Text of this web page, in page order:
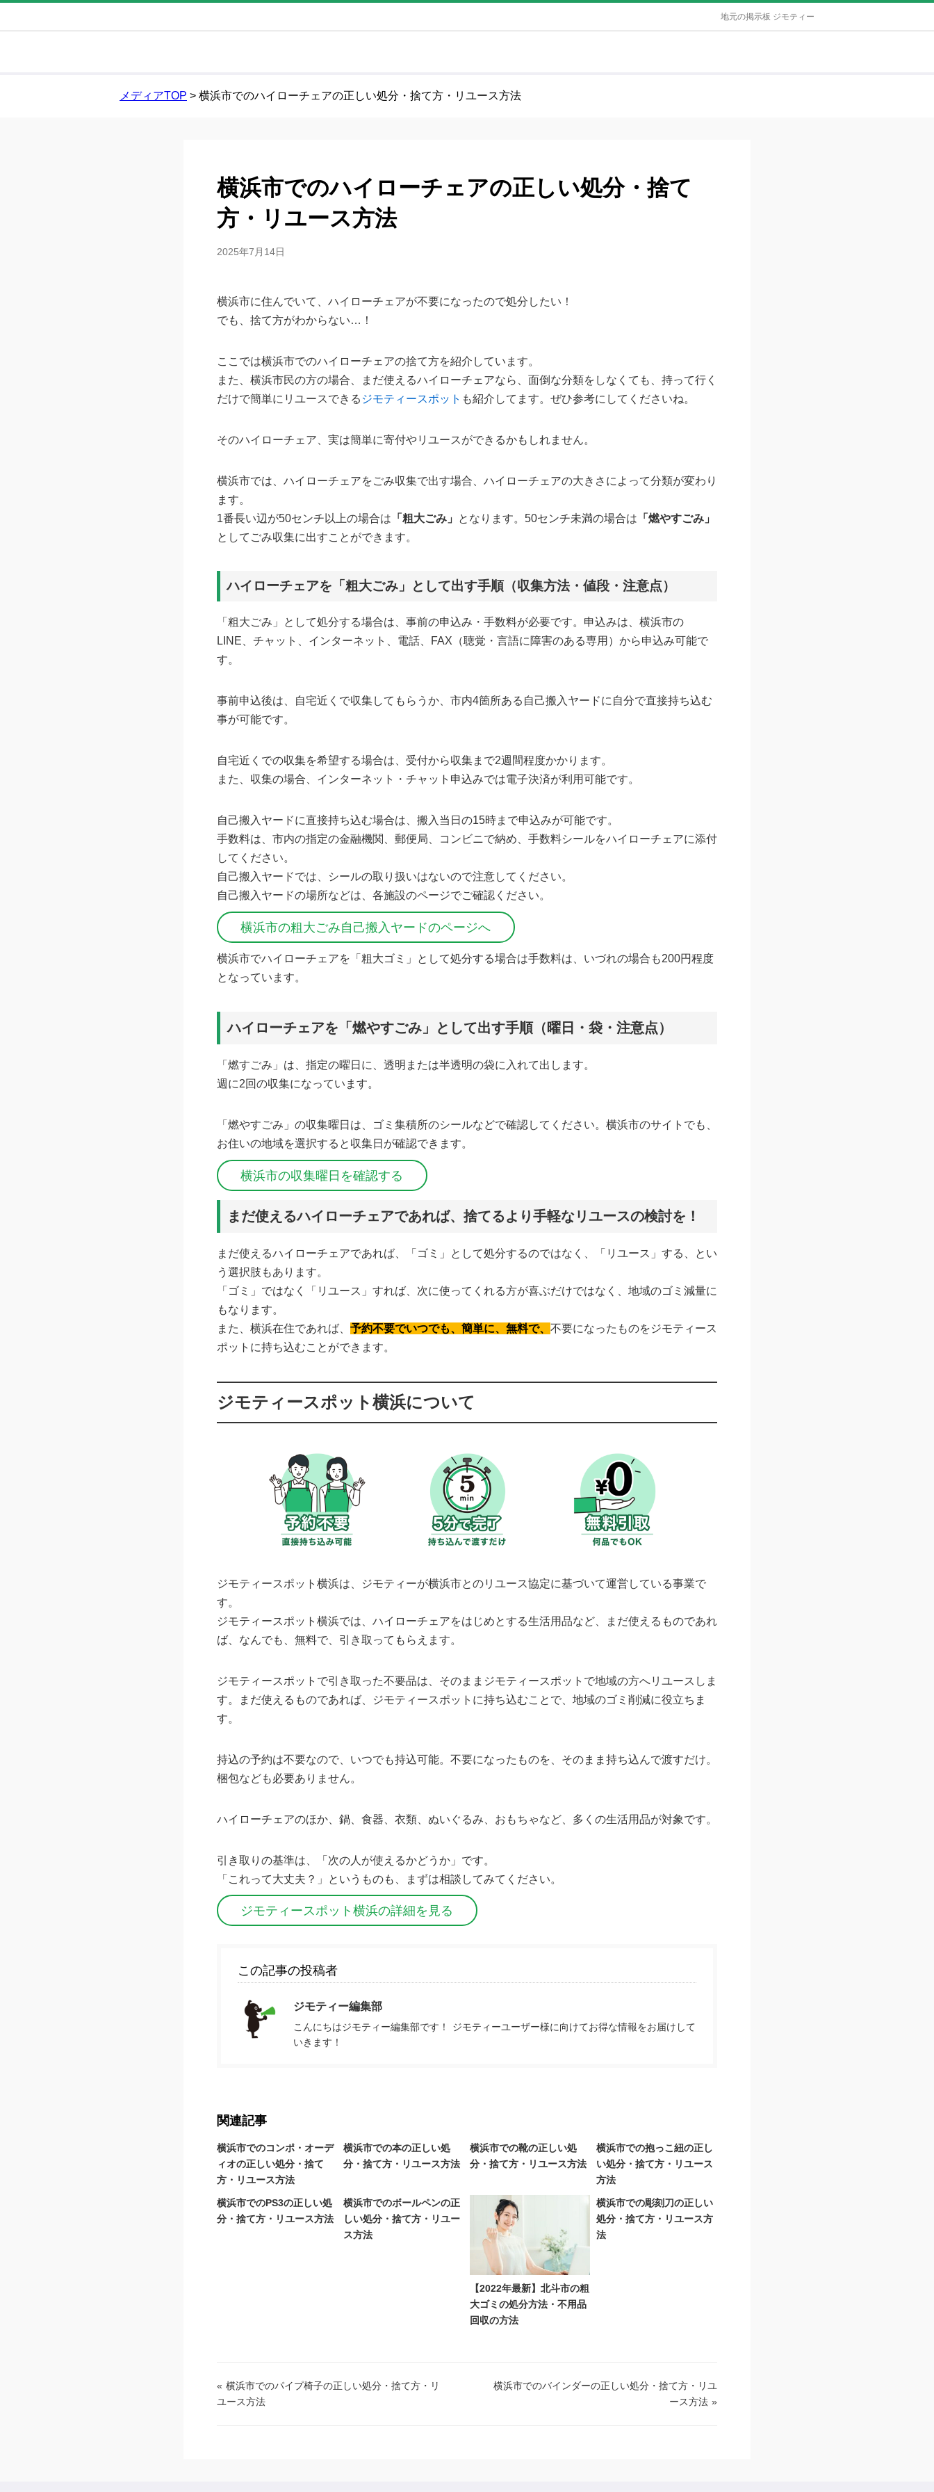
地元の掲示板 ジモティー
メディアTOP > 横浜市でのハイローチェアの正しい処分・捨て方・リユース方法
横浜市でのハイローチェアの正しい処分・捨て
方・リユース方法
2025年7月14日
横浜市に住んでいて、ハイローチェアが不要になったので処分したい！
でも、捨て方がわからない…！
ここでは横浜市でのハイローチェアの捨て方を紹介しています。
また、横浜市民の方の場合、まだ使えるハイローチェアなら、面倒な分類をしなくても、持って行く
だけで簡単にリユースできる ジモティースポット も紹介してます。ぜひ参考にしてくださいね。
そのハイローチェア、実は簡単に寄付やリユースができるかもしれません。
横浜市では、ハイローチェアをごみ収集で出す場合、ハイローチェアの大きさによって分類が変わり
ます。
1番長い辺が50センチ以上の場合は 「粗大ごみ」 となります。50センチ未満の場合は 「燃やすごみ」
としてごみ収集に出すことができます。
ハイローチェアを「粗大ごみ」として出す手順（収集方法・値段・注意点）
「粗大ごみ」として処分する場合は、事前の申込み・手数料が必要です。申込みは、横浜市の
LINE、チャット、インターネット、電話、FAX（聴覚・言語に障害のある専用）から申込み可能で
す。
事前申込後は、自宅近くで収集してもらうか、市内4箇所ある自己搬入ヤードに自分で直接持ち込む
事が可能です。
自宅近くでの収集を希望する場合は、受付から収集まで2週間程度かかります。
また、収集の場合、インターネット・チャット申込みでは電子決済が利用可能です。
自己搬入ヤードに直接持ち込む場合は、搬入当日の15時まで申込みが可能です。
手数料は、市内の指定の金融機関、郵便局、コンビニで納め、手数料シールをハイローチェアに添付
してください。
自己搬入ヤードでは、シールの取り扱いはないので注意してください。
自己搬入ヤードの場所などは、各施設のページでご確認ください。
横浜市の粗大ごみ自己搬入ヤードのページへ
横浜市でハイローチェアを「粗大ゴミ」として処分する場合は手数料は、いづれの場合も200円程度
となっています。
ハイローチェアを「燃やすごみ」として出す手順（曜日・袋・注意点）
「燃すごみ」は、指定の曜日に、透明または半透明の袋に入れて出します。
週に2回の収集になっています。
「燃やすごみ」の収集曜日は、ゴミ集積所のシールなどで確認してください。横浜市のサイトでも、
お住いの地域を選択すると収集日が確認できます。
横浜市の収集曜日を確認する
まだ使えるハイローチェアであれば、捨てるより手軽なリユースの検討を！
まだ使えるハイローチェアであれば、「ゴミ」として処分するのではなく、「リユース」する、とい
う選択肢もあります。
「ゴミ」ではなく「リユース」すれば、次に使ってくれる方が喜ぶだけではなく、地域のゴミ減量に
もなります。
また、横浜在住であれば、 予約不要でいつでも、簡単に、無料で、 不要になったものをジモティース
ポットに持ち込むことができます。
ジモティースポット横浜について
ジモティースポット横浜は、ジモティーが横浜市とのリユース協定に基づいて運営している事業で
す。
ジモティースポット横浜では、ハイローチェアをはじめとする生活用品など、まだ使えるものであれ
ば、なんでも、無料で、引き取ってもらえます。
ジモティースポットで引き取った不要品は、そのままジモティースポットで地域の方へリユースしま
す。まだ使えるものであれば、ジモティースポットに持ち込むことで、地域のゴミ削減に役立ちま
す。
持込の予約は不要なので、いつでも持込可能。不要になったものを、そのまま持ち込んで渡すだけ。
梱包なども必要ありません。
ハイローチェアのほか、鍋、食器、衣類、ぬいぐるみ、おもちゃなど、多くの生活用品が対象です。
引き取りの基準は、「次の人が使えるかどうか」です。
「これって大丈夫？」というものも、まずは相談してみてください。
ジモティースポット横浜の詳細を見る
この記事の投稿者
ジモティー編集部
こんにちはジモティー編集部です！ ジモティーユーザー様に向けてお得な情報をお届けして
いきます！
関連記事
横浜市でのコンポ・オーデ
ィオの正しい処分・捨て
方・リユース方法
横浜市での本の正しい処
分・捨て方・リユース方法
横浜市での靴の正しい処
分・捨て方・リユース方法
横浜市での抱っこ紐の正し
い処分・捨て方・リユース
方法
横浜市でのPS3の正しい処
分・捨て方・リユース方法
横浜市でのボールペンの正
しい処分・捨て方・リユー
ス方法
【2022年最新】北斗市の粗
大ゴミの処分方法・不用品
回収の方法
横浜市での彫刻刀の正しい
処分・捨て方・リユース方
法
« 横浜市でのパイプ椅子の正しい処分・捨て方・リ
ユース方法
横浜市でのバインダーの正しい処分・捨て方・リユ
ース方法 »